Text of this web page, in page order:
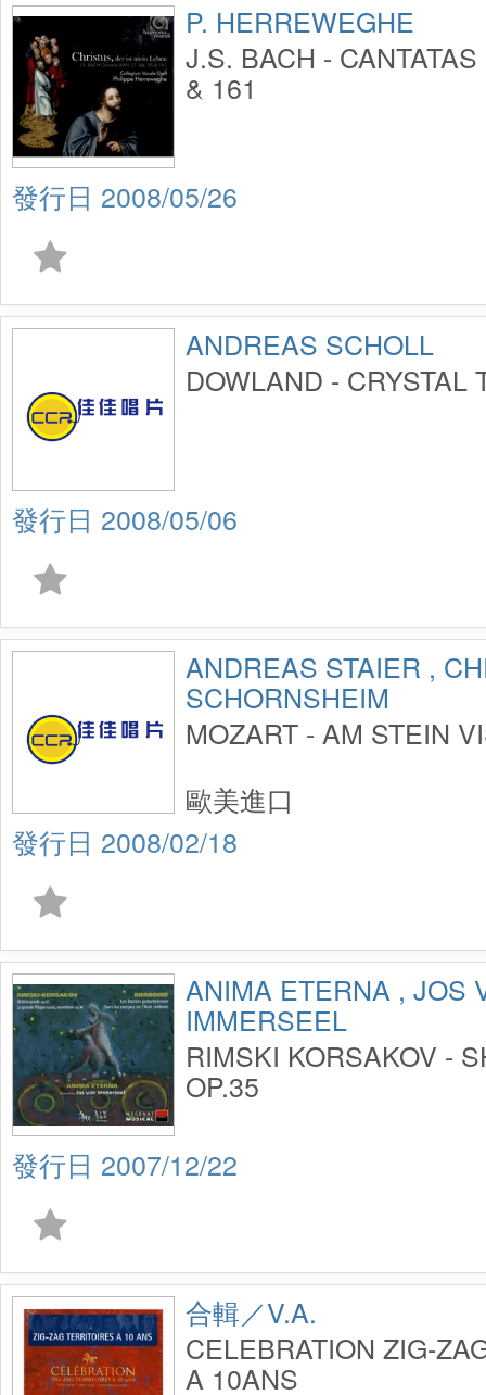
P. HERREWEGHE
J.S. BACH -
& 161
2008/05/26
ANDREAS SCHOLL
DOWLAND - CRYSTAL
2008/05/06
ANDREAS STAIER ,
SCHORNSHEIM
MOZART - AM STEIN
2008/02/18
歐美進口
ANIMA ETERNA , JOS
IMMERSEEL
RIMSKI KORSAKOV -
OP.35
2007/12/22
合輯／V.A.
CELEBRATION ZIG-
A 10ANS